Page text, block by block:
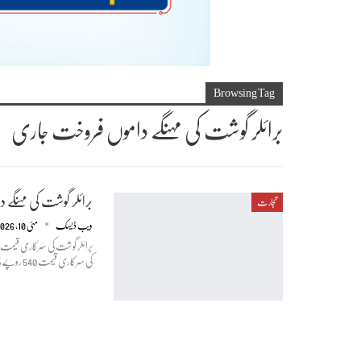
Browsing Tag
برائلر گوشت کی مہنگے داموں فروخت جاری
تجارت برائلر گوشت کی
ویب ڈیسک مئی 10, 2026
برائلر گوشت کی سرکاری قیمت
کی سرکاری قیمت 540 روپے فی کلو مقرر کی گئی ہے، تاہم مارکیٹ میں گوشت مختلف قیمتوں پر فروخت کیا جا رہا ہے۔…